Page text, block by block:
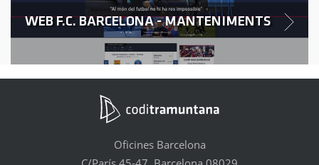
WEB F.C. BARCELONA - MANTENIMENTS
Oficines Barcelona